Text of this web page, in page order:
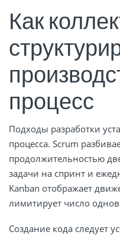
Как
процесс
Подходы разработки
процесса. Scrum
продолжительностью
задачи на спринт и
Kanban отображает
лимитирует число
Создание кода следует